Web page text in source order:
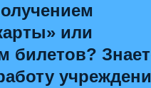
или
билетов?